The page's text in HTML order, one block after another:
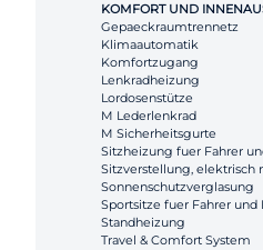
KOMFORT UND
Gepaeckraumtrennetz
Klimaautomatik
Komfortzugang
Lenkradheizung
Lordosenstütze
M Lederlenkrad
M Sicherheitsgurte
Sitzheizung fuer Fahrer
Sitzverstellung, elektrisch
Sonnenschutzverglasung
Sportsitze fuer Fahrer und
Standheizung
Travel & Comfort System